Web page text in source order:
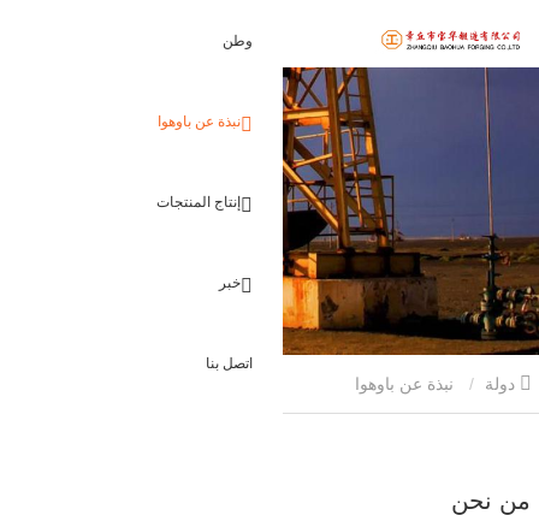
وطن
نبذة عن باوهوا
إنتاج المنتجات
خبر
اتصل بنا
من نحن